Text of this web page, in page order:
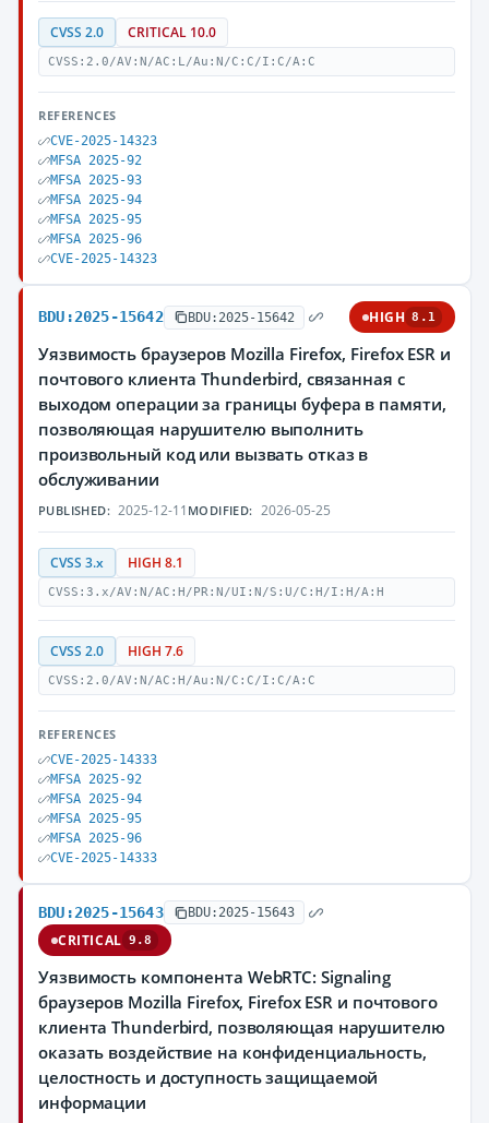
CVSS 2.0 CRITICAL 10.0
CVSS:2.0/AV:N/AC:L/Au:N/C:C/I:C/A:C
REFERENCES
CVE-2025-14323
MFSA 2025-92
MFSA 2025-93
MFSA 2025-94
MFSA 2025-95
MFSA 2025-96
CVE-2025-14323
BDU:2025-15642 BDU:2025-15642 HIGH 8.1
Уязвимость браузеров Mozilla Firefox, Firefox ESR и
почтового клиента Thunderbird, связанная с
выходом операции за границы буфера в памяти,
позволяющая нарушителю выполнить
произвольный код или вызвать отказ в
обслуживании
PUBLISHED: 2025-12-11 MODIFIED: 2026-05-25
CVSS 3.x HIGH 8.1
CVSS:3.x/AV:N/AC:H/PR:N/UI:N/S:U/C:H/I:H/A:H
CVSS 2.0 HIGH 7.6
CVSS:2.0/AV:N/AC:H/Au:N/C:C/I:C/A:C
REFERENCES
CVE-2025-14333
MFSA 2025-92
MFSA 2025-94
MFSA 2025-95
MFSA 2025-96
CVE-2025-14333
BDU:2025-15643 BDU:2025-15643
CRITICAL 9.8
Уязвимость компонента WebRTC: Signaling
браузеров Mozilla Firefox, Firefox ESR и почтового
клиента Thunderbird, позволяющая нарушителю
оказать воздействие на конфиденциальность,
целостность и доступность защищаемой
информации